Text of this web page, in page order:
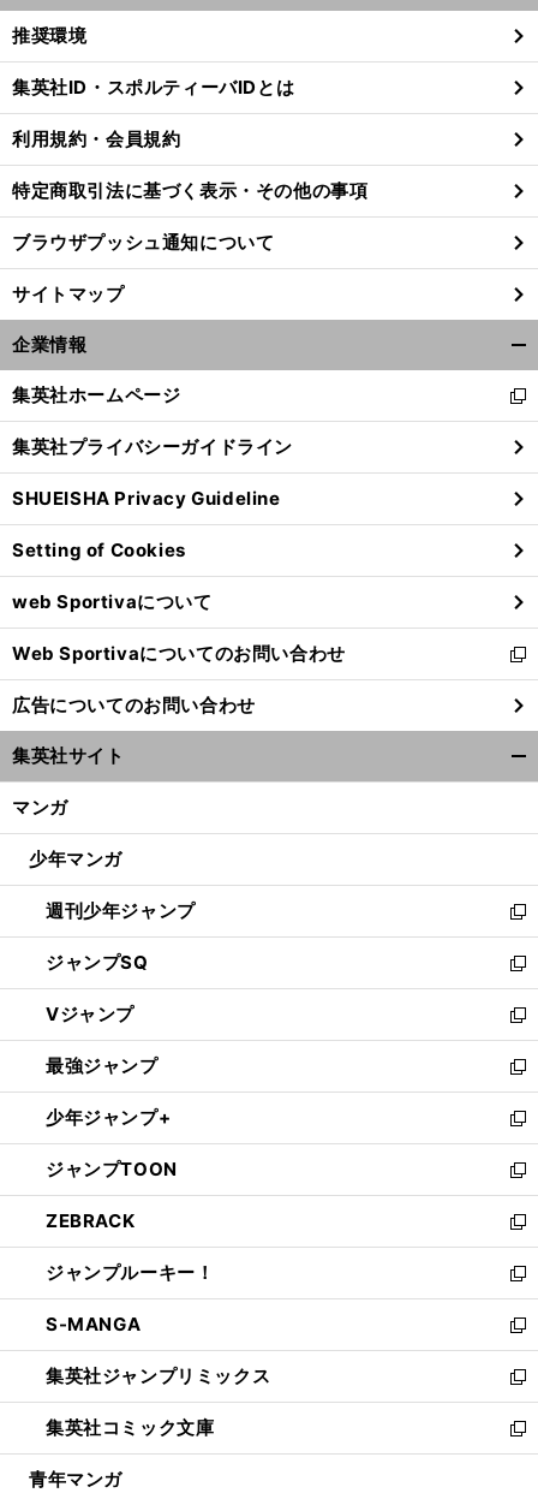
閉
る
推奨環境
集英社ID・スポルティーバIDとは
利用規約・会員規約
特定商取引法に基づく表示・その他の事項
ブラウザプッシュ通知について
サイトマップ
企業情報
閉
る
集英社ホームページ
新
し
い
ウ
ィ
ン
ド
ウ
で
開
く
集英社プライバシーガイドライン
SHUEISHA Privacy Guideline
Setting of Cookies
web Sportivaについて
Web Sportivaについてのお問い合わせ
新
し
い
ウ
ィ
ン
ウ
開
く
広告についてのお問い合わせ
集英社サイト
マンガ
少年マンガ
週刊少年ジャンプ
新
し
い
ウ
ィ
ン
ド
ウ
で
開
く
ジャンプSQ
新
し
い
ウ
ィ
ン
ド
ウ
で
開
く
Vジャンプ
新
し
い
ウ
ィ
ン
ド
ウ
で
開
く
最強ジャンプ
新
し
い
ウ
ィ
ン
ド
ウ
で
開
く
少年ジャンプ+
新
し
い
ウ
ィ
ン
ド
ウ
で
開
く
ジャンプTOON
新
し
い
ウ
ィ
ン
ド
ウ
で
開
く
ZEBRACK
新
し
い
ウ
ィ
ン
ド
ウ
で
開
ジャンプルーキー！
新
し
い
ウ
ィ
ン
ド
ウ
S-MANGA
新
し
い
ウ
ィ
ン
集英社ジャンプリミックス
新
し
い
ウ
集英社コミック文庫
新
し
青年マンガ